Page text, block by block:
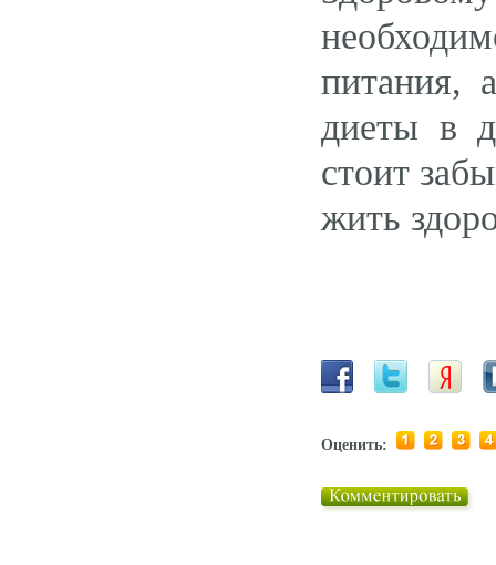
питания,
диеты в
стоит
жить
Оценить: